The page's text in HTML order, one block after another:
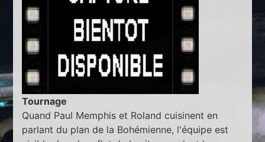
Tournage
Quand Paul Memphis et Roland cuisinent en
parlant du plan de la Bohémienne, l'équipe est